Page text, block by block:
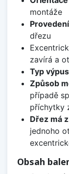
montáže
dřezu
zavírá a
Typ
Způsob
případě
příchytky
Dřez má
jednoho
Obsah